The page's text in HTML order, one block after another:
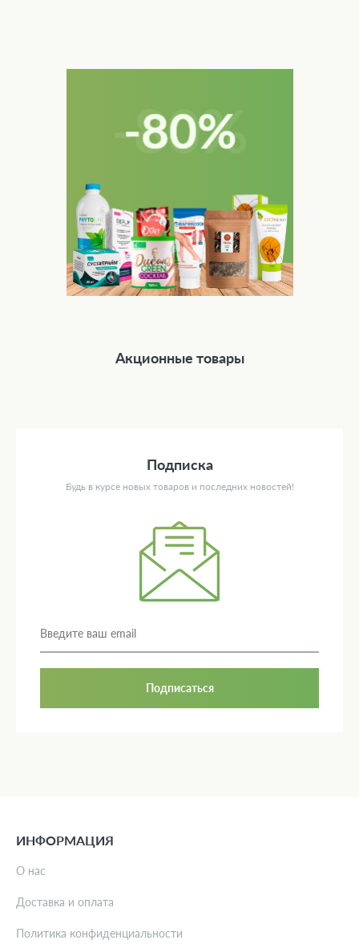
Акционные товары
Подписка
Будь в курсе новых товаров и последних новостей!
Подписаться
ИНФОРМАЦИЯ
О нас
Доставка и оплата
Политика конфиденциальности